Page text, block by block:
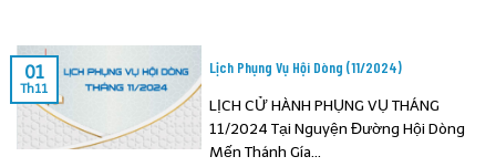
Lịch Phụng Vụ Hội Dòng (11/2024)
LỊCH CỬ HÀNH PHỤNG VỤ THÁNG
11/2024 Tại Nguyện Đường Hội Dòng
Mến Thánh Gía...
01
Th11